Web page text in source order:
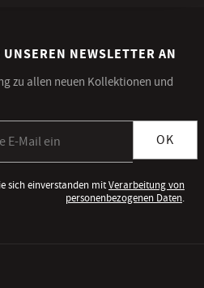
NEWSLETTER AN
zu allen neuen Kollektionen und
OK
sich einverstanden mitVerarbeitung von
personenbezogenen Daten.